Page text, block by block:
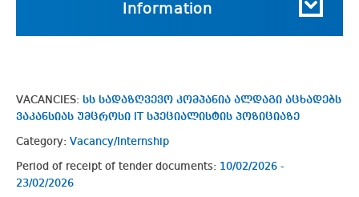
Information
VACANCIES: სს სადაზღვევო კომპანია ალდაგი აცხადებს
ვაკანსიას უმცროსი IT სპეციალისტის პოზიციაზე
Category: Vacancy/Internship
Period of receipt of tender documents: 10/02/2026 -
23/02/2026